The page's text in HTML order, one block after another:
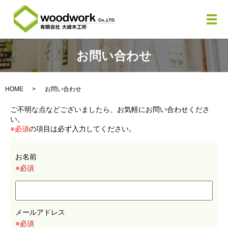
メ
お問い合わせ
HOME お問い合わせ
ご不明な点などございましたら、お気軽にお問い合わせくださ
い。
※必須の項目は必ず入力してください。
お名前
※必須
メールアドレス
※必須